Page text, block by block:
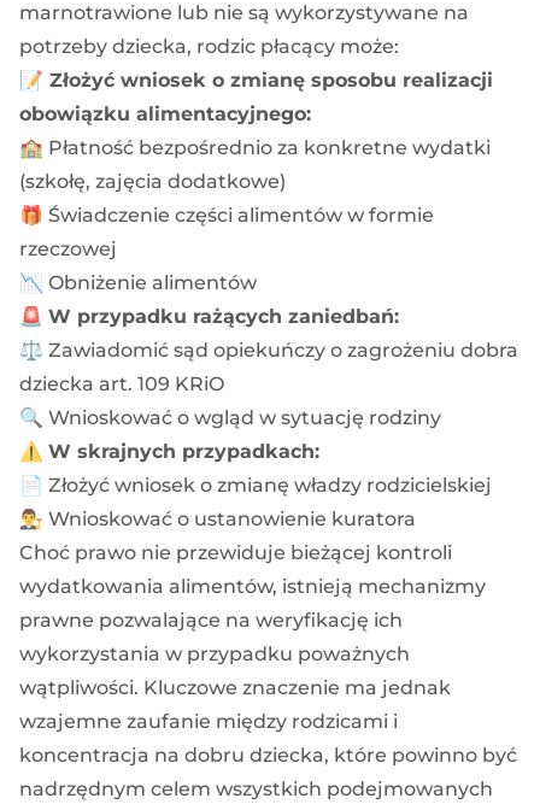
marnotrawione lub nie są wykorzystywane na
potrzeby dziecka, rodzic płacący może:
📝 Złożyć wniosek o zmianę sposobu realizacji
obowiązku alimentacyjnego:
🏫 Płatność bezpośrednio za konkretne wydatki
(szkołę, zajęcia dodatkowe)
🎁 Świadczenie części alimentów w formie
rzeczowej
📉 Obniżenie alimentów
🚨 W przypadku rażących zaniedbań:
⚖️ Zawiadomić sąd opiekuńczy o zagrożeniu dobra
dziecka art. 109 KRiO
🔍 Wnioskować o wgląd w sytuację rodziny
⚠️ W skrajnych przypadkach:
📄 Złożyć wniosek o zmianę władzy rodzicielskiej
👨‍⚖️ Wnioskować o ustanowienie kuratora
Choć prawo nie przewiduje bieżącej kontroli
wydatkowania alimentów, istnieją mechanizmy
prawne pozwalające na weryfikację ich
wykorzystania w przypadku poważnych
wątpliwości. Kluczowe znaczenie ma jednak
wzajemne zaufanie między rodzicami i
koncentracja na dobru dziecka, które powinno być
nadrzędnym celem wszystkich podejmowanych